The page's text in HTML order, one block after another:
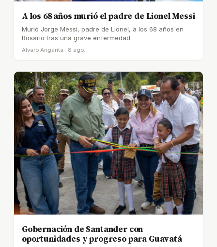
A los 68 años murió el padre de Lionel Messi
Murió Jorge Messi, padre de Lionel, a los 68 años en
Rosario tras una grave enfermedad.
Alvaro Angarita · 8 ago.
Gobernación de Santander con
oportunidades y progreso para Guavatá